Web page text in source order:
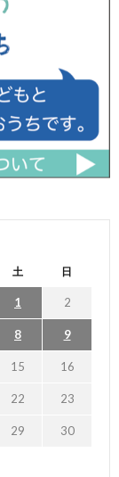
土 日
1 2
8 9
15 16
22 23
29 30